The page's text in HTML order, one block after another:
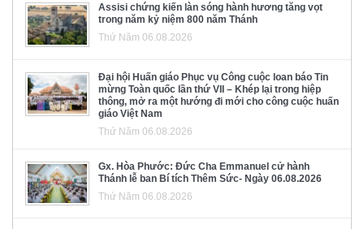
Assisi chứng kiến làn sóng hành hương tăng vọt
trong năm kỷ niệm 800 năm Thánh
Thứ Năm 06.08.2026
Đại hội Huấn giáo Phục vụ Công cuộc loan báo Tin
mừng Toàn quốc lần thứ VII – Khép lại trong hiệp
thông, mở ra một hướng đi mới cho công cuộc huấn
giáo Việt Nam
Thứ Năm 06.08.2026
Gx. Hòa Phước: Đức Cha Emmanuel cử hành
Thánh lễ ban Bí tích Thêm Sức- Ngày 06.08.2026
Thứ Năm 06.08.2026